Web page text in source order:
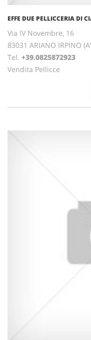
EFFE DUE PELLICCERIA DI
Via IV Novembre, 16
83031 ARIANO IRPINO
Tel. +39.0825872923
Vendita Pellicce